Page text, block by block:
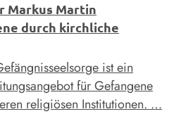
Markus Martin
durch kirchliche
ist ein
für Gefangene
religiösen Institutionen. …